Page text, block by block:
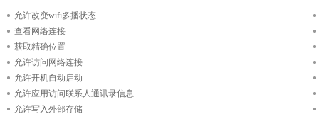
允许改变wifi多播状态
查看网络连接
获取精确位置
允许访问网络连接
允许开机自动启动
允许应用访问联系人通讯录信息
允许写入外部存储